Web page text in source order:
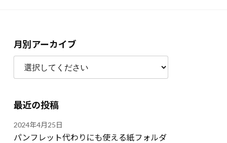
月別アーカイブ
最近の投稿
2024年4月25日
パンフレット代わりにも使える紙フォルダ